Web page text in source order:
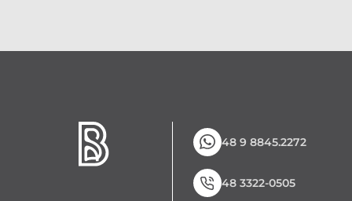
48 9 8845.2272
48 3322-0505